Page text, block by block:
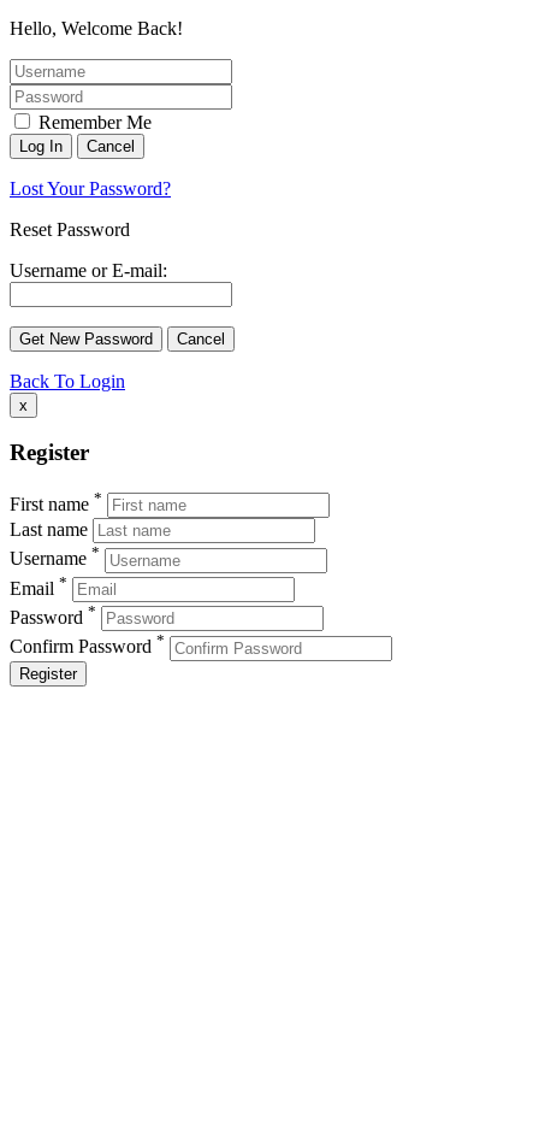
Hello, Welcome Back!
Remember Me
Lost Your Password?
Reset Password
Username or E-mail:
Back To Login
x
Register
First name *
Last name
Username *
Email *
Password *
Confirm Password *
Register